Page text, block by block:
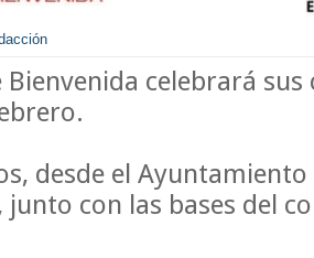
Bienvenida celebrará sus
desde el
con las bases del